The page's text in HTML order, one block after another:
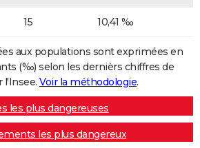
15 10,41 ‰
aux populations sont exprimées en
(‰) selon les dernièrs chiffres de
l'Insee. Voir la méthodologie.
les plus dangereuses
les plus dangereux